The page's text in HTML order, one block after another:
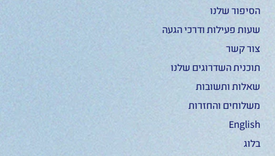
הסיפור שלנו
שעות פעילות ודרכי הגעה
צור קשר
תוכנית השדרוגים שלנו
שאלות ותשובות
משלוחים והחזרות
English
בלוג